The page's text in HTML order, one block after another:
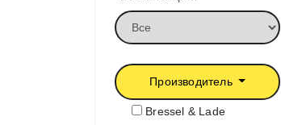
Производитель
Bressel & Lade